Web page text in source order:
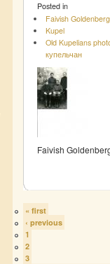
Posted in
Faivish
Kupel
Old Kupelians
купельчан
Faivish
« first
‹ previous
1
2
3